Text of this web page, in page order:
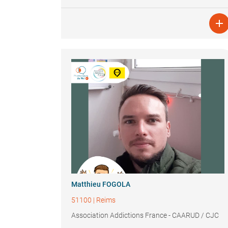

Matthieu FOGOLA
51100 | Reims
Association Addictions France - CAARUD / CJC